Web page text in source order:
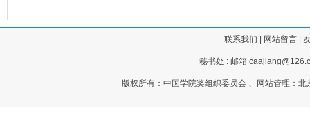
联系我们 网站留言|
秘书处 : 邮箱
版权所有：中国学院奖组织委员会 、网站管理：